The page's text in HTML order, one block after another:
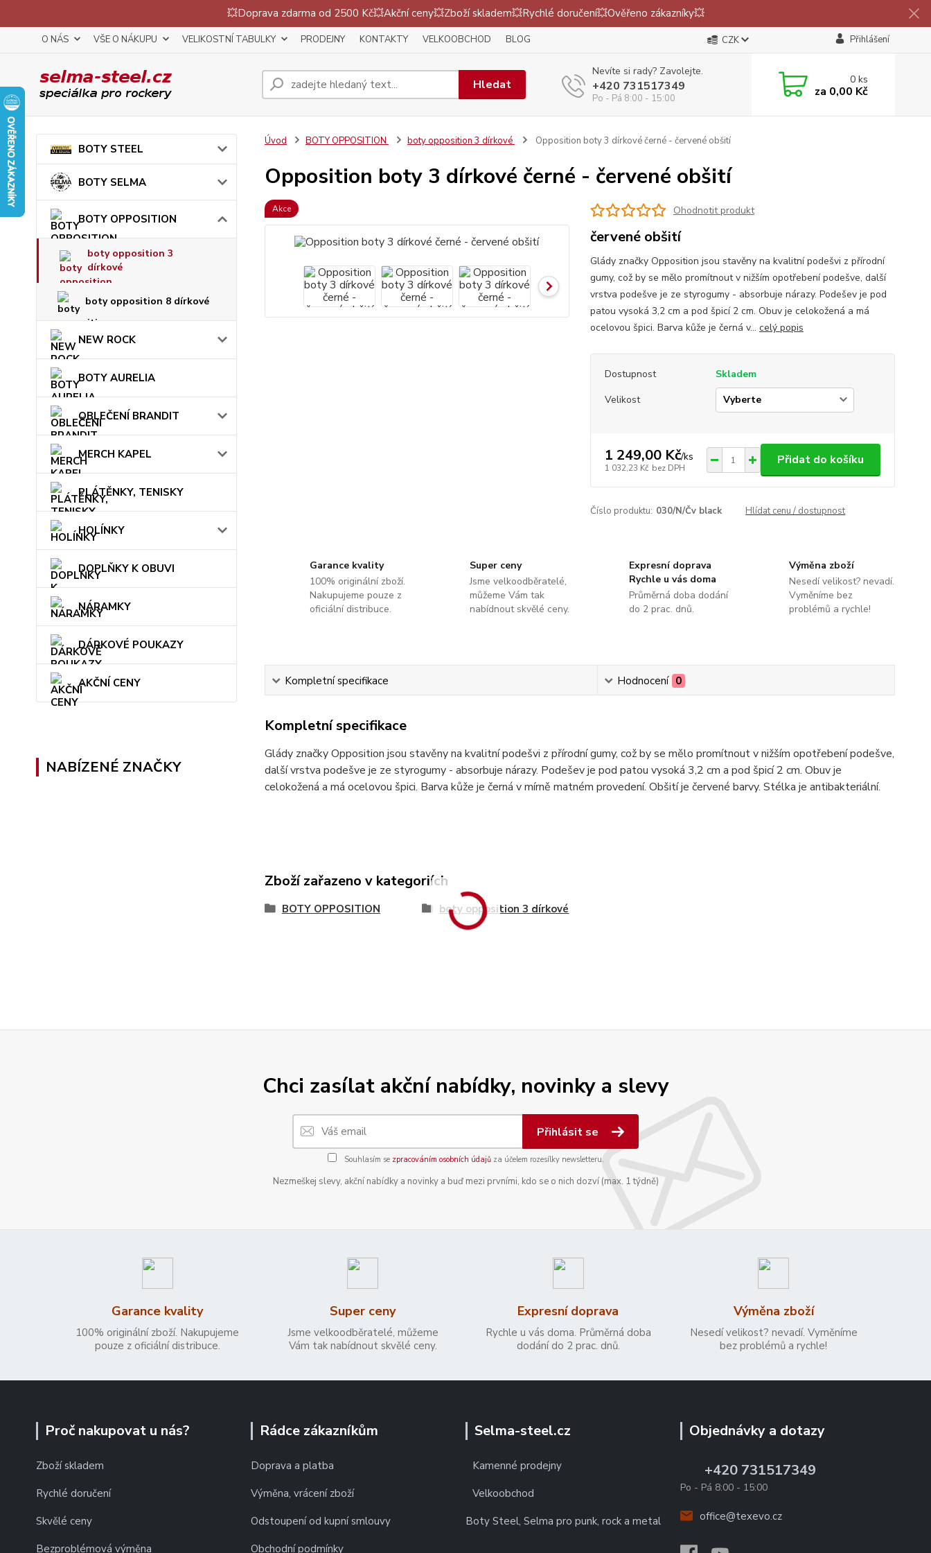
💥Doprava zdarma od 2500 Kč💥Akční ceny💥Zboží skladem💥Rychlé doručení💥Ověřeno zákazníky💥
O NÁS VŠE O NÁKUPU VELIKOSTNÍ TABULKY PRODEJNY KONTAKTY VELKOOBCHOD BLOG CZK Přihlášení
Hledat
Nevíte si rady? Zavolejte.
+420 731517349
Po - Pá 8:00 - 15:00
0ks
za 0,00 Kč
BOTY STEEL
BOTY SELMA
BOTY OPPOSITION
boty opposition 3
dírkové
boty opposition 8 dírkové
NEW ROCK
BOTY AURELIA
OBLEČENÍ BRANDIT
MERCH KAPEL
PLÁTĚNKY, TENISKY
HOLÍNKY
DOPLŇKY K OBUVI
NÁRAMKY
DÁRKOVÉ POUKAZY
AKČNÍ CENY
NABÍZENÉ ZNAČKY
Úvod BOTY OPPOSITION boty opposition 3 dírkové Opposition boty 3 dírkové černé - červené obšití
Opposition boty 3 dírkové černé - červené obšití
Akce Ohodnotit produkt
červené obšití
Glády značky Opposition jsou stavěny na kvalitní podešvi z přírodní
gumy, což by se mělo promítnout v nižším opotřebení podešve, další
vrstva podešve je ze styrogumy - absorbuje nárazy. Podešev je pod
patou vysoká 3,2 cm a pod špicí 2 cm. Obuv je celokožená a má
ocelovou špici. Barva kůže je černá v... celý popis
Dostupnost
Skladem
Velikost
1 249,00 Kč/ks
1 032,23 Kč bez DPH
Přidat do košíku
Číslo produktu: 030/N/Čv black Hlídat cenu / dostupnost
Garance kvality
100% originální zboží.
Nakupujeme pouze z
oficiální distribuce.
Super ceny
Jsme velkoodběratelé,
můžeme Vám tak
nabídnout skvělé ceny.
Expresní doprava
Rychle u vás doma
Průměrná doba dodání
do 2 prac. dnů.
Výměna zboží
Nesedí velikost? nevadí.
Vyměníme bez
problémů a rychle!
Kompletní specifikace Hodnocení 0
Kompletní specifikace
Glády značky Opposition jsou stavěny na kvalitní podešvi z přírodní gumy, což by se mělo promítnout v nižším opotřebení podešve,
další vrstva podešve je ze styrogumy - absorbuje nárazy. Podešev je pod patou vysoká 3,2 cm a pod špicí 2 cm. Obuv je
celokožená a má ocelovou špici. Barva kůže je černá v mírně matném provedení. Obšití je červené barvy. Stélka je antibakteriální.
Zboží zařazeno v kategoriích
BOTY OPPOSITION boty opposition 3 dírkové
Chci zasílat akční nabídky, novinky a slevy
Přihlásit se
Souhlasím se zpracováním osobních údajůza účelem rozesílky newsletteru.
Nezmeškej slevy, akční nabídky a novinky a buď mezi prvními, kdo se o nich dozví (max. 1 týdně)
Garance kvality
100% originální zboží. Nakupujeme
pouze z oficiální distribuce.
Super ceny
Jsme velkoodběratelé, můžeme
Vám tak nabídnout skvělé ceny.
Expresní doprava
Rychle u vás doma. Průměrná doba
dodání do 2 prac. dnů.
Výměna zboží
Nesedí velikost? nevadí. Vyměníme
bez problémů a rychle!
Proč nakupovat u nás?
Zboží skladem
Rychlé doručení
Skvělé ceny
Bezproblémová výměna
Rádce zákazníkům
Doprava a platba
Výměna, vrácení zboží
Odstoupení od kupní smlouvy
Obchodní podmínky
Selma-steel.cz
Kamenné prodejny
Velkoobchod
Boty Steel, Selma pro punk, rock a metal
Objednávky a dotazy
+420 731517349
Po - Pá 8:00 - 15:00
office@texevo.cz